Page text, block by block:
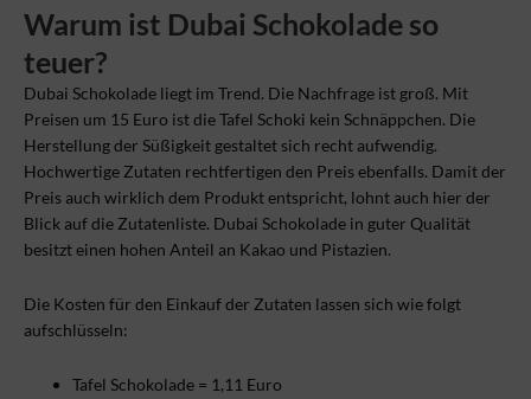
Warum ist Dubai Schokolade so
teuer?
Dubai Schokolade liegt im Trend. Die Nachfrage ist groß. Mit
Preisen um 15 Euro ist die Tafel Schoki kein Schnäppchen. Die
Herstellung der Süßigkeit gestaltet sich recht aufwendig.
Hochwertige Zutaten rechtfertigen den Preis ebenfalls. Damit der
Preis auch wirklich dem Produkt entspricht, lohnt auch hier der
Blick auf die Zutatenliste. Dubai Schokolade in guter Qualität
besitzt einen hohen Anteil an Kakao und Pistazien.
Die Kosten für den Einkauf der Zutaten lassen sich wie folgt
aufschlüsseln:
Tafel Schokolade = 1,11 Euro